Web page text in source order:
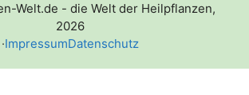
Welt.de - die Welt der Heilpflanzen,
2026
·ImpressumDatenschutz